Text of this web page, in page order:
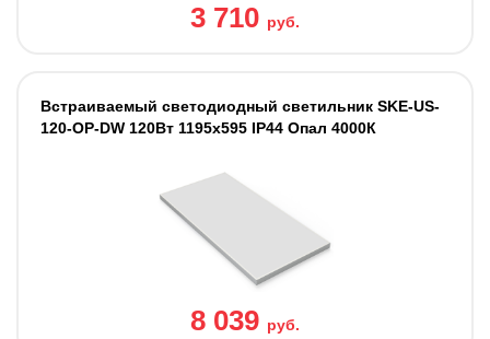
3 710 руб.
Встраиваемый светодиодный светильник SKE-US-
120-OP-DW 120Вт 1195х595 IP44 Опал 4000К
8 039 руб.